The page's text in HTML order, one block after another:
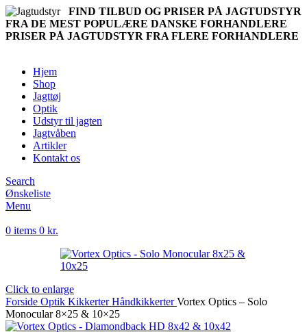
FIND TILBUD OG PRISER PÅ JAGTUDSTYR
FRA DE MEST POPULÆRE DANSKE FORHANDLERE
PRISER PÅ JAGTUDSTYR FRA FLERE FORHANDLERE
Hjem
Shop
Jagttøj
Optik
Udstyr til jagten
Jagtvåben
Artikler
Kontakt os
Search
Ønskeliste
Menu
0 items 0 kr.
Click to enlarge
Forside Optik KikkerterHåndkikkerterVortex Optics – Solo
Monocular 8×25 & 10×25